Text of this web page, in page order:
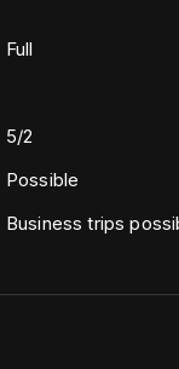
Full
5/2
Possible
Business trips